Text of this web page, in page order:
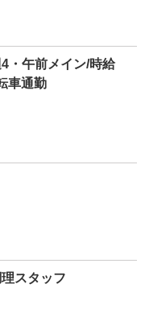
・午前メイン/時給
車通勤
スタッフ